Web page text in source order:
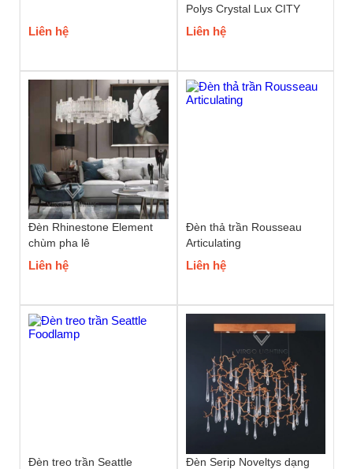
Liên hệ
Polys Crystal Lux CITY
Liên hệ
Đèn Rhinestone Element
chùm pha lê
Liên hệ
Đèn thả trần Rousseau
Articulating
Liên hệ
Đèn treo trần Seattle
Đèn Serip Noveltys dạng